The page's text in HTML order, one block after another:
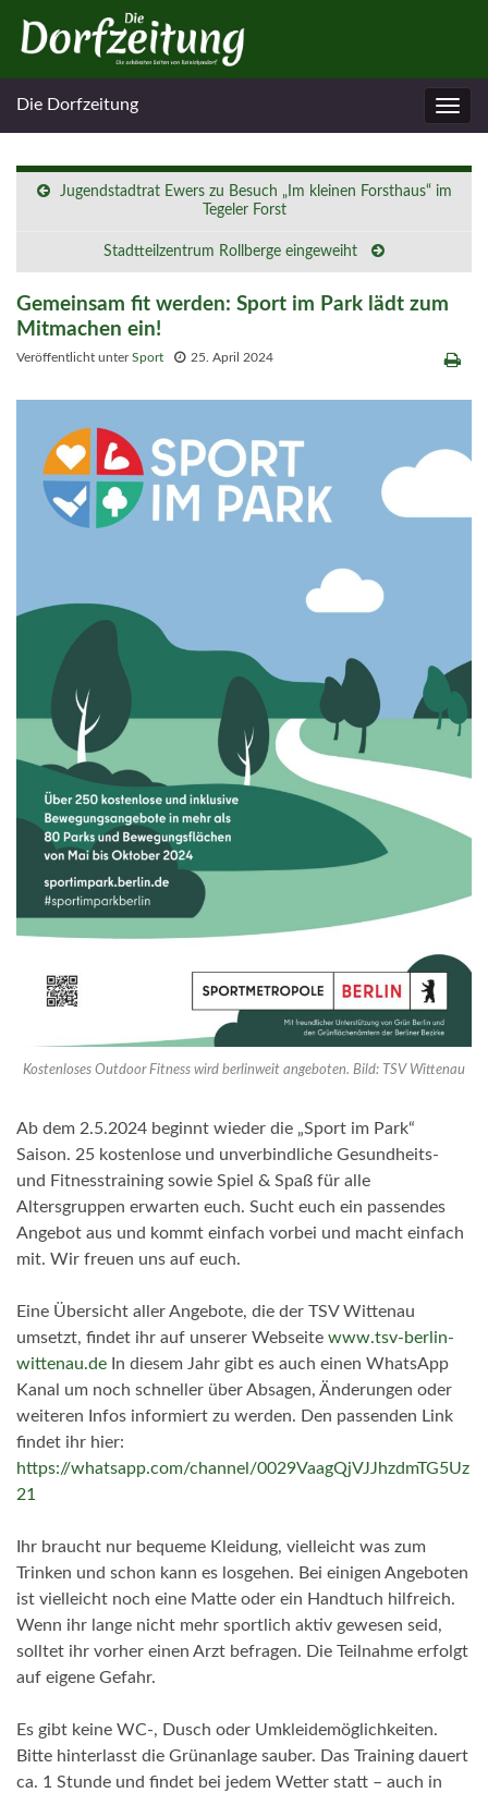
Die Dorfzeitung
Jugendstadtrat Ewers zu Besuch „Im kleinen Forsthaus“ im
Tegeler Forst
Stadtteilzentrum Rollberge eingeweiht
Gemeinsam fit werden: Sport im Park lädt zum
Mitmachen ein!
Veröffentlicht unterSport 25. April 2024
Kostenloses Outdoor Fitness wird berlinweit angeboten. Bild: TSV Wittenau
Ab dem 2.5.2024 beginnt wieder die „Sport im Park“
Saison. 25 kostenlose und unverbindliche Gesundheits-
und Fitnesstraining sowie Spiel & Spaß für alle
Altersgruppen erwarten euch. Sucht euch ein passendes
Angebot aus und kommt einfach vorbei und macht einfach
mit. Wir freuen uns auf euch.
Eine Übersicht aller Angebote, die der TSV Wittenau
umsetzt, findet ihr auf unserer Webseite www.tsv-berlin-
wittenau.de In diesem Jahr gibt es auch einen WhatsApp
Kanal um noch schneller über Absagen, Änderungen oder
weiteren Infos informiert zu werden. Den passenden Link
findet ihr hier:
https://whatsapp.com/channel/0029VaagQjVJJhzdmTG5Uz
21
Ihr braucht nur bequeme Kleidung, vielleicht was zum
Trinken und schon kann es losgehen. Bei einigen Angeboten
ist vielleicht noch eine Matte oder ein Handtuch hilfreich.
Wenn ihr lange nicht mehr sportlich aktiv gewesen seid,
solltet ihr vorher einen Arzt befragen. Die Teilnahme erfolgt
auf eigene Gefahr.
Es gibt keine WC-, Dusch oder Umkleidemöglichkeiten.
Bitte hinterlasst die Grünanlage sauber. Das Training dauert
ca. 1 Stunde und findet bei jedem Wetter statt – auch in